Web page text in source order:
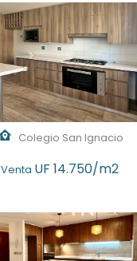
Colegio San Ignacio
Venta UF 14.750/m2